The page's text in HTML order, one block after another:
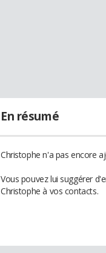
En résumé
Christophe n'a pas encore
Vous pouvez lui suggérer
Christophe à vos contacts.